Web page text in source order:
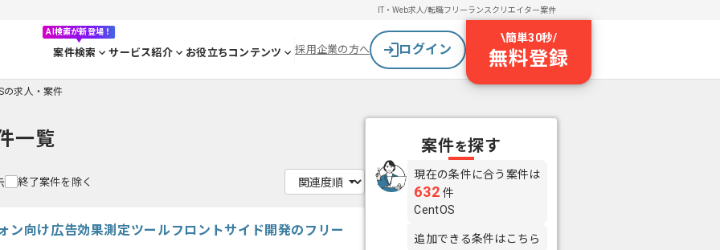
IT・Web求人/転職フリーランスクリエイター案件
AI検索が新登場！
案件検索 サービス紹介 お役立ちコンテンツ 採用企業の方へ ログイン
\簡単30秒/
無料登録
の求人・案件
一覧
終了案件を除く
ン向け広告効果測定ツールフロントサイド開発のフリー
案件を探す
現在の条件に合う案件は
632 件
CentOS
追加できる条件はこちら